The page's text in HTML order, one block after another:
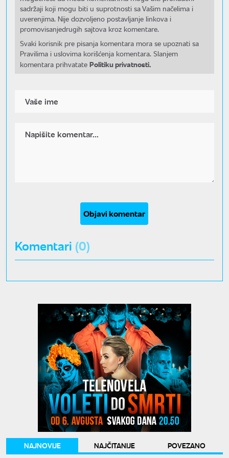
sadržaji koji mogu biti u suprotnosti sa Vašim načelima i
uverenjima. Nije dozvoljeno postavljanje linkova i
promovisanjedrugih sajtova kroz komentare.
Svaki korisnik pre pisanja komentara mora se upoznati sa
Pravilima i uslovima korišćenja komentara. Slanjem
komentara prihvatate Politiku privatnosti.
Objavi komentar
Komentari (0)
NAJNOVIJE NAJČITANIJE
POVEZANO